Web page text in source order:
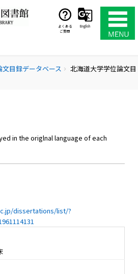
よくある
ご質問
English
目録データベース chevron_right
北海道大学学位論文目
in the origlnal language of each
dissertations/list/?